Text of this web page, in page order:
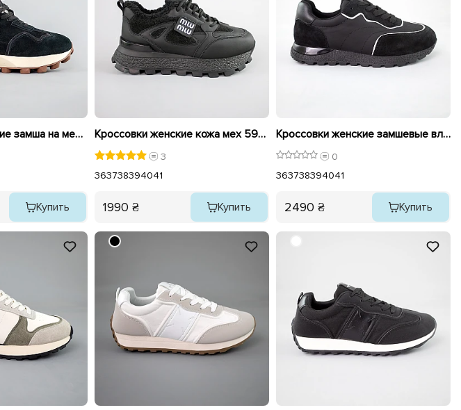
Кроссовки женские замша на меху 593336
Купить
Кроссовки женские кожа мех 593254 Черные
3
363738394041
1990 ₴ Купить
Кроссовки женские замшевые влагостойкие 592964 Черные
0
363738394041
2490 ₴ Купить